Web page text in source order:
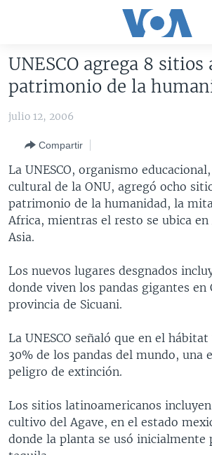
accesibilidad
contenido
principal
Salte
navegador
principal
Salte
búsqueda
AMÉRICA DEL NORTE
MÉXICO
HAITÍ
ELECCIONES EEUU 2024
ELECCIONES EEUU
VOTO DIVIDIDO
VOA VERIFICA
VOA VERIFICA UCRANIA/RUSIA
VOA VERIFICA INMIGRACIÓN
VOA VERIFICA AMÉRICA LATINA
AMÉRICA LATINA
ARGENTINA
BOLIVIA
COLOMBIA
PERÚ
ECUADOR
BRASIL
CHINA EN AMÉRICA LATINA
CENTROAMÉRICA
COSTA RICA
GUATEMALA
HONDURAS
OTRAS SECCIONES
LIBERTAD DE PRENSA
MUNDO
ENTRETENIMIENTO Y CULTURA
TECNOLOGÍA
DEPORTES
CIENCIA Y SALUD
LIBERTAD DE PRENSA
UCRANIA
VIDEOS
FOTOGRAFÍA
AUDIOS
PROGRAMAS TV
EL MUNDO AL DÍA
FORO INTERAMERICANO
VISIÓN 360
LAS CLAVES
RADIO
AVANCE INFORMATIVO
AUDIONOTICIAS
BUENOS DÍAS AMÉRICA
DIRECT
DOCUMENTALES DE LA VOA
UNESCO agrega 8 sitios
patrimonio de la
julio 12, 2006
Compartir
La UNESCO, organismo
cultural de la ONU, agregó ocho
patrimonio de la humanidad, la
Africa, mientras el resto se ubica
Asia.
Los nuevos lugares desgnados
donde viven los pandas gigantes en
provincia de Sicuani.
La UNESCO señaló que en el
30% de los pandas del mundo, una
peligro de extinción.
Los sitios latinoamericanos
cultivo del Agave, en el estado
donde la planta se usó inicialmente